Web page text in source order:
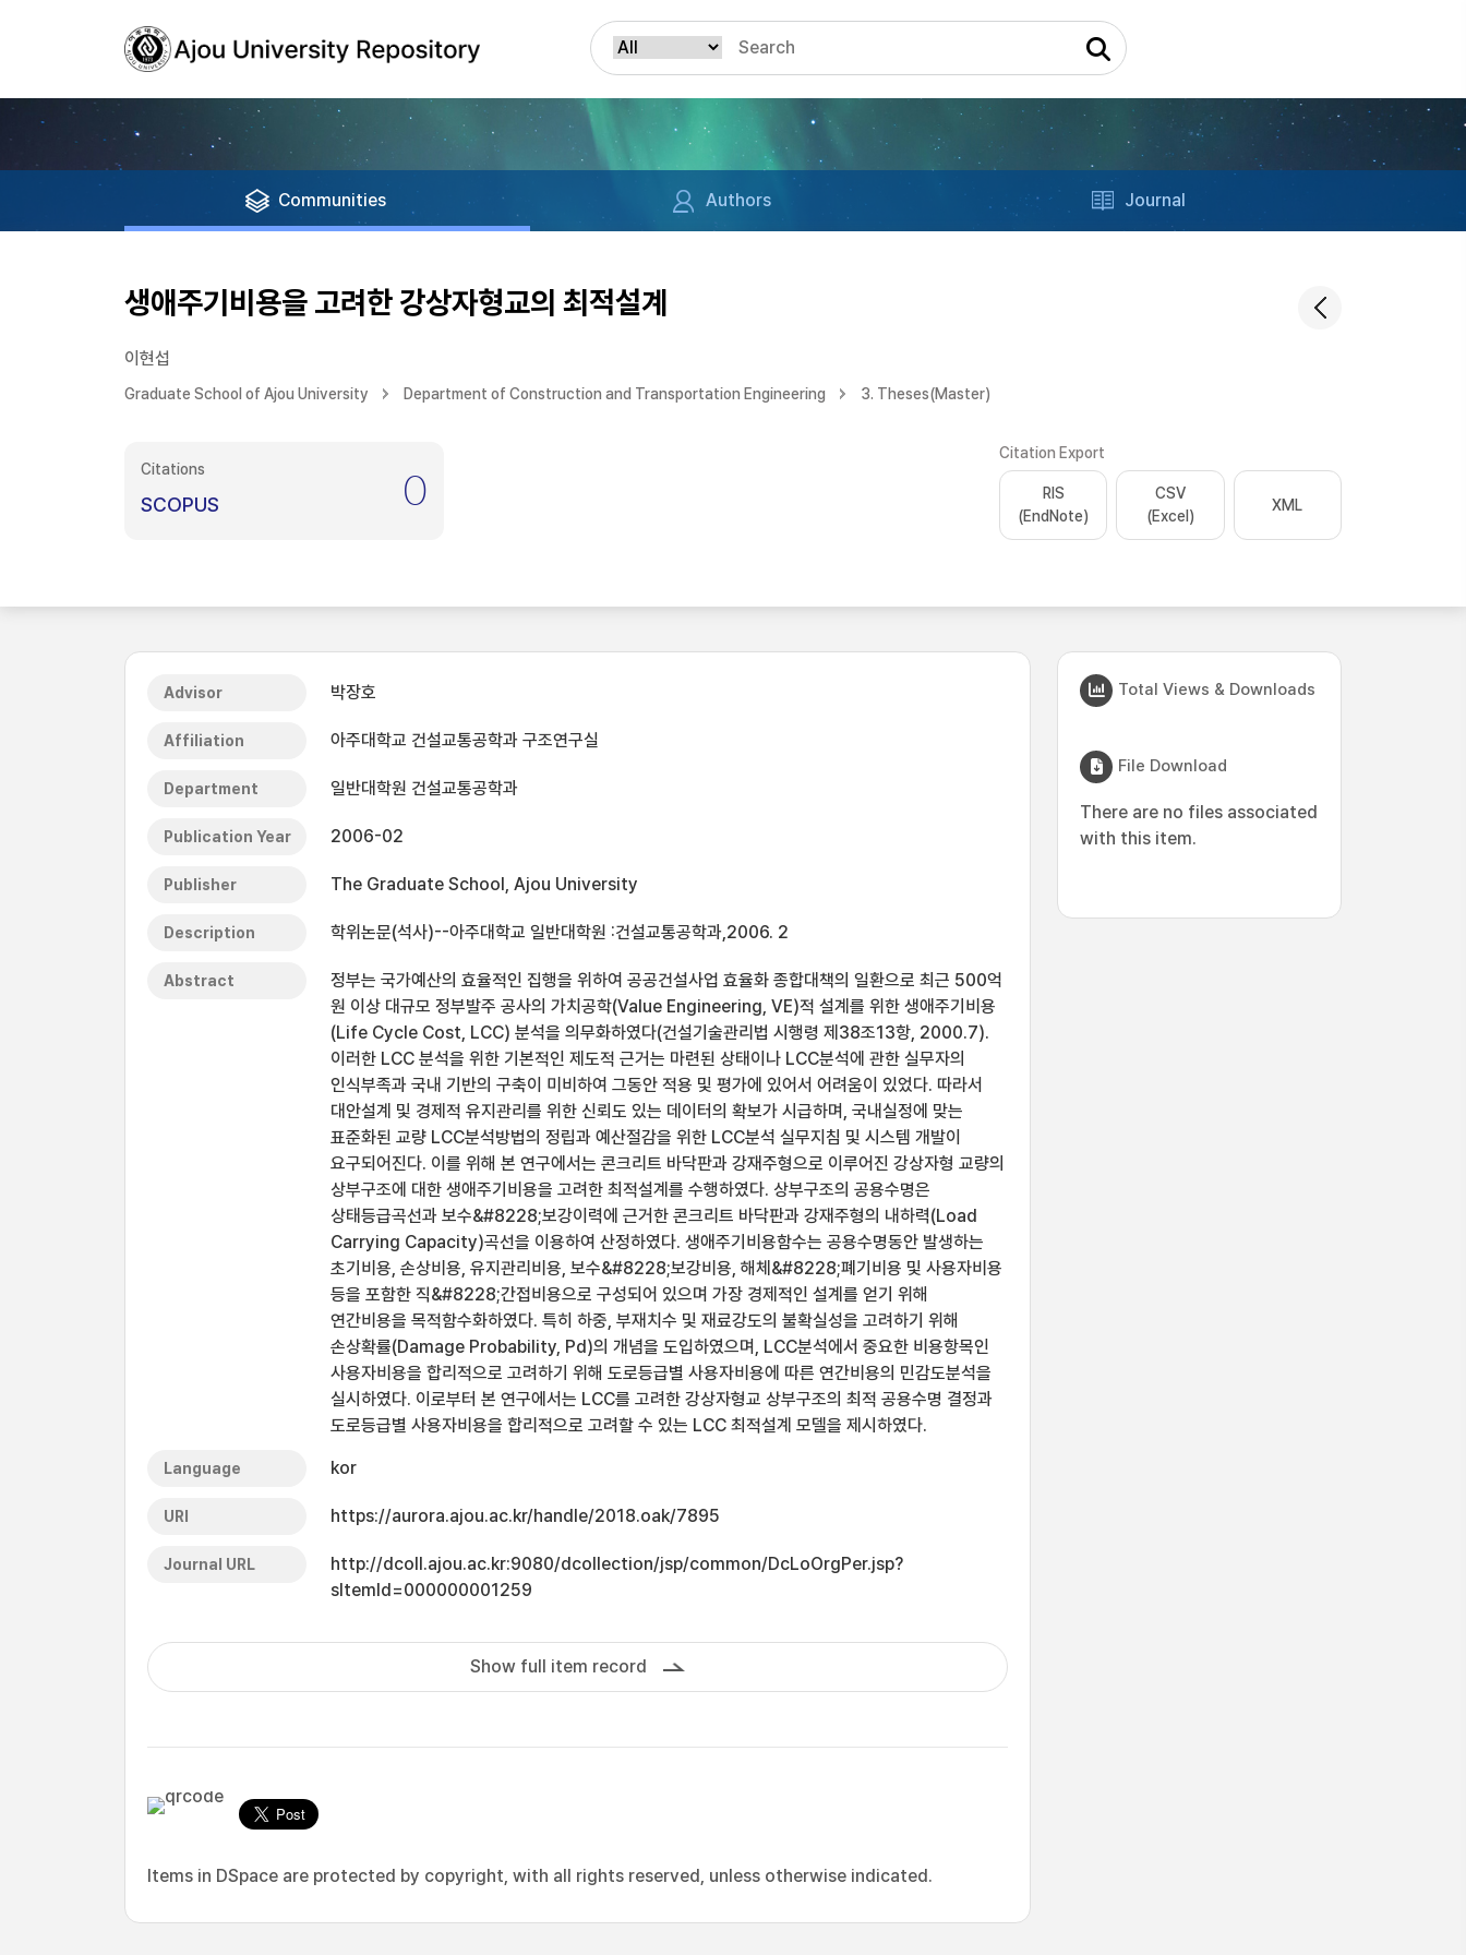
Communities Authors Journal
생애주기비용을 고려한 강상자형교의 최적설계
이현섭
Graduate School of Ajou University Department of Construction and Transportation Engineering 3. Theses(Master)
Citations
SCOPUS 0
Citation Export
RIS
(EndNote)
CSV
(Excel)
XML
Advisor 박장호
Affiliation 아주대학교 건설교통공학과 구조연구실
Department 일반대학원 건설교통공학과
Publication Year 2006-02
Publisher The Graduate School, Ajou University
Description 학위논문(석사)--아주대학교 일반대학원 :건설교통공학과,2006. 2
Abstract
정부는 국가예산의 효율적인 집행을 위하여 공공건설사업 효율화 종합대책의 일환으로 최근 500억
원 이상 대규모 정부발주 공사의 가치공학(Value Engineering, VE)적 설계를 위한 생애주기비용
(Life Cycle Cost, LCC) 분석을 의무화하였다(건설기술관리법 시행령 제38조13항, 2000.7).
이러한 LCC 분석을 위한 기본적인 제도적 근거는 마련된 상태이나 LCC분석에 관한 실무자의
인식부족과 국내 기반의 구축이 미비하여 그동안 적용 및 평가에 있어서 어려움이 있었다. 따라서
대안설계 및 경제적 유지관리를 위한 신뢰도 있는 데이터의 확보가 시급하며, 국내실정에 맞는
표준화된 교량 LCC분석방법의 정립과 예산절감을 위한 LCC분석 실무지침 및 시스템 개발이
요구되어진다. 이를 위해 본 연구에서는 콘크리트 바닥판과 강재주형으로 이루어진 강상자형 교량의
상부구조에 대한 생애주기비용을 고려한 최적설계를 수행하였다. 상부구조의 공용수명은
상태등급곡선과 보수&#8228;보강이력에 근거한 콘크리트 바닥판과 강재주형의 내하력(Load
Carrying Capacity)곡선을 이용하여 산정하였다. 생애주기비용함수는 공용수명동안 발생하는
초기비용, 손상비용, 유지관리비용, 보수&#8228;보강비용, 해체&#8228;폐기비용 및 사용자비용
등을 포함한 직&#8228;간접비용으로 구성되어 있으며 가장 경제적인 설계를 얻기 위해
연간비용을 목적함수화하였다. 특히 하중, 부재치수 및 재료강도의 불확실성을 고려하기 위해
손상확률(Damage Probability, Pd)의 개념을 도입하였으며, LCC분석에서 중요한 비용항목인
사용자비용을 합리적으로 고려하기 위해 도로등급별 사용자비용에 따른 연간비용의 민감도분석을
실시하였다. 이로부터 본 연구에서는 LCC를 고려한 강상자형교 상부구조의 최적 공용수명 결정과
도로등급별 사용자비용을 합리적으로 고려할 수 있는 LCC 최적설계 모델을 제시하였다.
Language kor
URI https://aurora.ajou.ac.kr/handle/2018.oak/7895
Journal URL
http://dcoll.ajou.ac.kr:9080/dcollection/jsp/common/DcLoOrgPer.jsp?
sItemId=000000001259
Show full item record
Items in DSpace are protected by copyright, with all rights reserved, unless otherwise indicated.
Total Views & Downloads
File Download
There are no files associated
with this item.